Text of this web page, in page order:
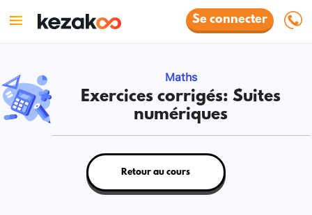
Se connecter
Maths
Exercices corrigés: Suites
numériques
Retour au cours